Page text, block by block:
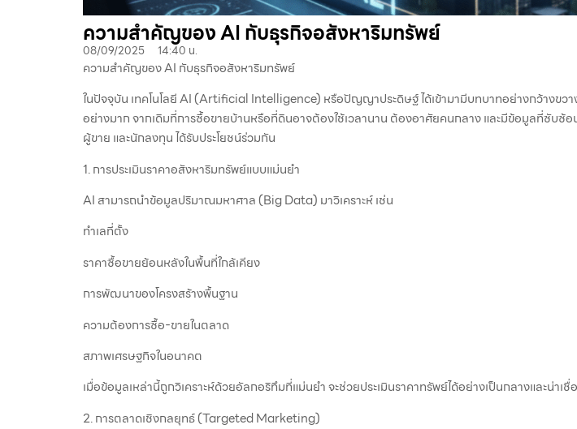
ความสำคัญของ AI กับธุรกิจอสังหาริมทรัพย์
08/09/2025 14:40 น.
ความสำคัญของ AI กับธุรกิจอสังหาริมทรัพย์
ในปัจจุบัน เทคโนโลยี AI (Artificial Intelligence) หรือปัญญาประดิษฐ์ ได้เข้ามามีบทบาทอย่างกว้างขว
อย่างมาก จากเดิมที่การซื้อขายบ้านหรือที่ดินอาจต้องใช้เวลานาน ต้องอาศัยคนกลาง และมีข้อมูลที่ซับซ้
ผู้ขาย และนักลงทุน ได้รับประโยชน์ร่วมกัน
1. การประเมินราคาอสังหาริมทรัพย์แบบแม่นยำ
AI สามารถนำข้อมูลปริมาณมหาศาล (Big Data) มาวิเคราะห์ เช่น
ทำเลที่ตั้ง
ราคาซื้อขายย้อนหลังในพื้นที่ใกล้เคียง
การพัฒนาของโครงสร้างพื้นฐาน
ความต้องการซื้อ-ขายในตลาด
สภาพเศรษฐกิจในอนาคต
เมื่อข้อมูลเหล่านี้ถูกวิเคราะห์ด้วยอัลกอริทึมที่แม่นยำ จะช่วยประเมินราคาทรัพย์ได้อย่างเป็นกลางและน่า
2. การตลาดเชิงกลยุทธ์ (Targeted Marketing)